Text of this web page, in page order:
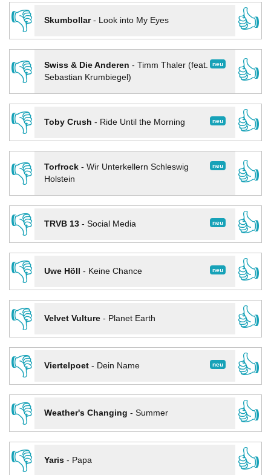
👎
Skumbollar- Look into My Eyes
👍
👎
neu
Swiss & Die Anderen - Timm Thaler (feat.
Sebastian Krumbiegel)
👍
👎
neu
Toby Crush - Ride Until the Morning
👍
👎
neu
Torfrock- Wir Unterkellern Schleswig
Holstein
👍
👎
neu
TRVB 13- Social Media
👍
👎
neu
Uwe Höll - Keine Chance
👍
👎
Velvet Vulture- Planet Earth
👍
👎
neu
Viertelpoet- Dein Name
👍
👎
Weather's Changing - Summer
👍
👎
Yaris- Papa 👍